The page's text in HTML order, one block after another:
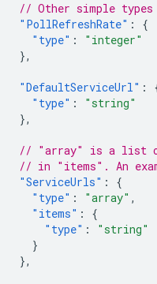
// Other simple
"PollRefreshRate" :
{
"type" :
"integer"
},
"DefaultServiceUrl" :
"type" :
"string"
},
// "array" is a list of
// in "items". An
"ServiceUrls" :
{
"type" : "array" ,
"items" :
{
"type" :
"string"
}
},